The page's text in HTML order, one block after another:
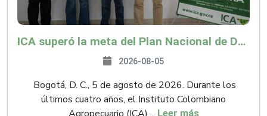
ICA superó la meta del Plan Nacional de Desarrollo y abrió 61 mercados internacionales
2026-08-05
Bogotá, D. C., 5 de agosto de 2026. Durante los
últimos cuatro años, el Instituto Colombiano
Leer más